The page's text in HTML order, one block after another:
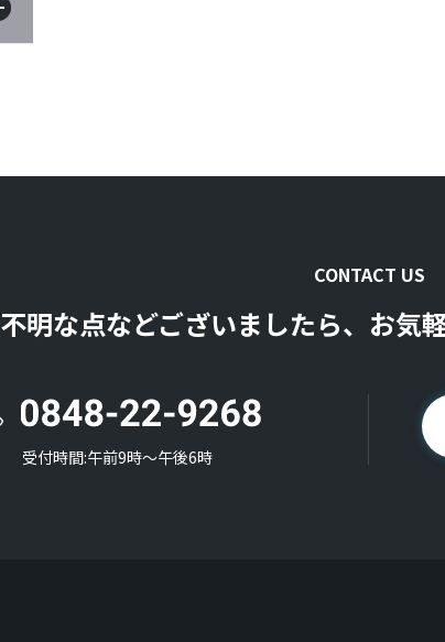
CONTACT US
不明な点などございましたら、お気
受付時間:午前9時〜午後6時